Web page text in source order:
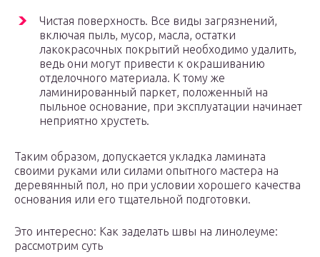
Чистая поверхность. Все виды загрязнений,
включая пыль, мусор, масла, остатки
лакокрасочных покрытий необходимо удалить,
ведь они могут привести к окрашиванию
отделочного материала. К тому же
ламинированный паркет, положенный на
пыльное основание, при эксплуатации начинает
неприятно хрустеть.
Таким образом, допускается укладка ламината
своими руками или силами опытного мастера на
деревянный пол, но при условии хорошего качества
основания или его тщательной подготовки.
Это интересно: Как заделать швы на линолеуме:
рассмотрим суть